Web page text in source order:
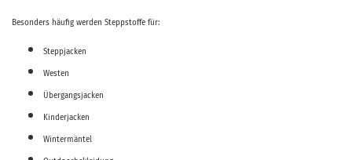
Besonders häufig werden Steppstoffe für:
Steppjacken
Westen
Übergangsjacken
Kinderjacken
Wintermäntel